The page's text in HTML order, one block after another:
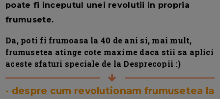
poate fi inceputul unei revolutii in propria
frumusete.
Da, poti fi frumoasa la 40 de ani si, mai mult,
frumusetea atinge cote maxime daca stii sa aplici
aceste sfaturi speciale de la Desprecopii :)
- despre cum revolutionam frumusetea la